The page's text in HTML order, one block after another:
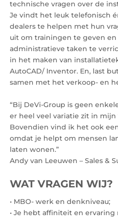
technische vragen over de
Je vindt het leuk telefonisch
dealers te helpen met hun
uit om trainingen te geven en
administratieve taken te
in het maken van
AutoCAD/ Inventor. En, last
samen met het verkoop- en
“Bij DeVi-Group is geen
er heel veel variatie zit in
Bovendien vind ik het ook
omdat je helpt om mensen
laten wonen.”
Andy van Leeuwen – Sales &
WAT VRAGEN WIJ?
• MBO- werk en denkniveau;
• Je hebt affiniteit en